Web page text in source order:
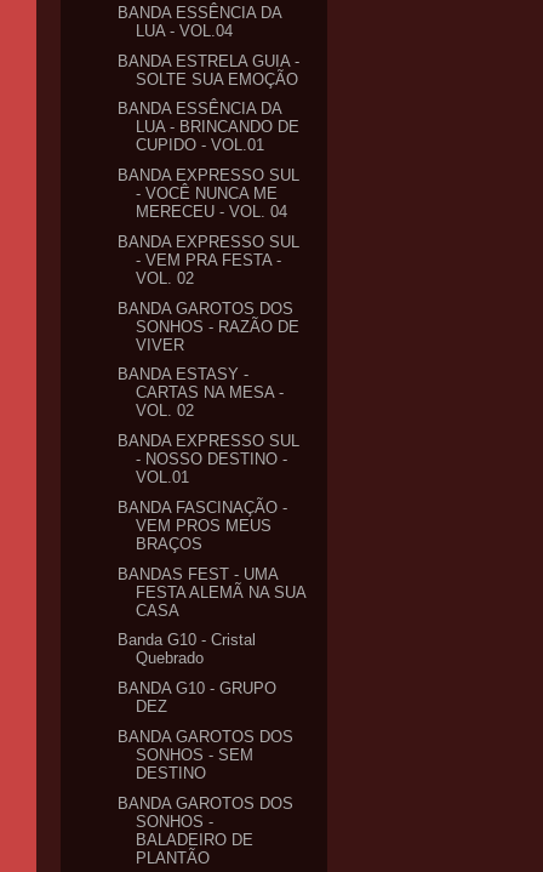
BANDA ESSÊNCIA DA
LUA - VOL.04
BANDA ESTRELA GUIA -
SOLTE SUA EMOÇÃO
BANDA ESSÊNCIA DA
LUA - BRINCANDO DE
CUPIDO - VOL.01
BANDA EXPRESSO SUL
- VOCÊ NUNCA ME
MERECEU - VOL. 04
BANDA EXPRESSO SUL
- VEM PRA FESTA -
VOL. 02
BANDA GAROTOS DOS
SONHOS - RAZÃO DE
VIVER
BANDA ESTASY -
CARTAS NA MESA -
VOL. 02
BANDA EXPRESSO SUL
- NOSSO DESTINO -
VOL.01
BANDA FASCINAÇÃO -
VEM PROS MEUS
BRAÇOS
BANDAS FEST - UMA
FESTA ALEMÃ NA SUA
CASA
Banda G10 - Cristal
Quebrado
BANDA G10 - GRUPO
DEZ
BANDA GAROTOS DOS
SONHOS - SEM
DESTINO
BANDA GAROTOS DOS
SONHOS -
BALADEIRO DE
PLANTÃO